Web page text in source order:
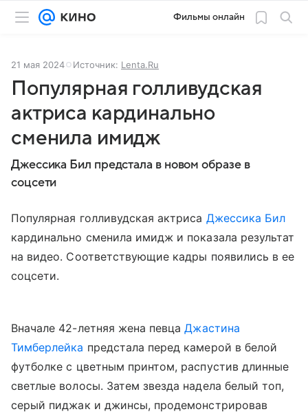
Фильмы онлайн
21 мая 2024 Источник: Lenta.Ru
Популярная голливудская
актриса кардинально
сменила имидж
Джессика Бил предстала в новом образе в
соцсети
Популярная голливудская актриса Джессика Бил
кардинально сменила имидж и показала результат
на видео. Соответствующие кадры появились в ее
соцсети.
Вначале 42-летняя жена певцаДжастина
Тимберлейка предстала перед камерой в белой
футболке с цветным принтом, распустив длинные
светлые волосы. Затем звезда надела белый топ,
серый пиджак и джинсы, продемонстрировав